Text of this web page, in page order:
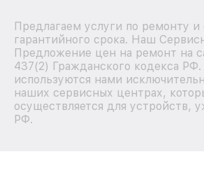
Предлагаем услуги по ремонту
гарантийного срока. Наш
Предложение цен на ремонт на
437(2) Гражданского кодекса
используются нами
наших сервисных центрах,
осуществляется для устройств,
РФ.